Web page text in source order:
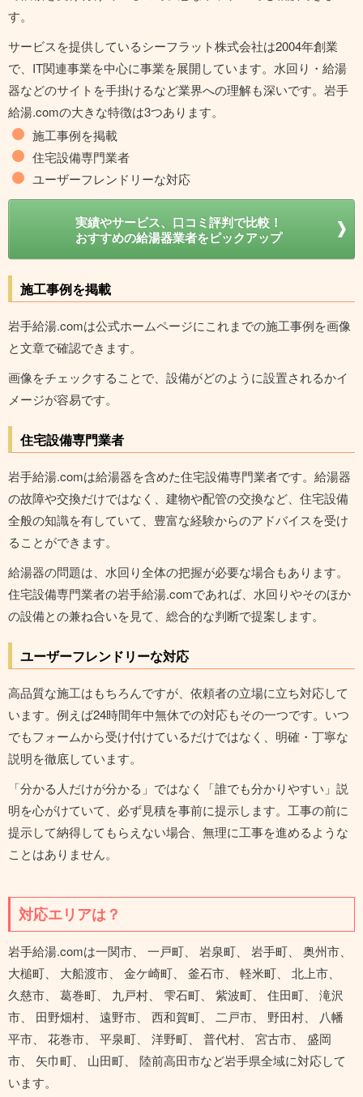
す。
サービスを提供しているシーフラット株式会社は2004年創業
で、IT関連事業を中心に事業を展開しています。水回り・給湯
器などのサイトを手掛けるなど業界への理解も深いです。岩手
給湯.comの大きな特徴は3つあります。
施工事例を掲載
住宅設備専門業者
ユーザーフレンドリーな対応
実績やサービス、口コミ評判で比較！
おすすめの給湯器業者をピックアップ
施工事例を掲載
岩手給湯.comは公式ホームページにこれまでの施工事例を画像
と文章で確認できます。
画像をチェックすることで、設備がどのように設置されるかイ
メージが容易です。
住宅設備専門業者
岩手給湯.comは給湯器を含めた住宅設備専門業者です。給湯器
の故障や交換だけではなく、建物や配管の交換など、住宅設備
全般の知識を有していて、豊富な経験からのアドバイスを受け
ることができます。
給湯器の問題は、水回り全体の把握が必要な場合もあります。
住宅設備専門業者の岩手給湯.comであれば、水回りやそのほか
の設備との兼ね合いを見て、総合的な判断で提案します。
ユーザーフレンドリーな対応
高品質な施工はもちろんですが、依頼者の立場に立ち対応して
います。例えば24時間年中無休での対応もその一つです。いつ
でもフォームから受け付けているだけではなく、明確・丁寧な
説明を徹底しています。
「分かる人だけが分かる」ではなく「誰でも分かりやすい」説
明を心がけていて、必ず見積を事前に提示します。工事の前に
提示して納得してもらえない場合、無理に工事を進めるような
ことはありません。
対応エリアは？
岩手給湯.comは一関市、 一戸町、 岩泉町、 岩手町、 奥州市、
大槌町、 大船渡市、 金ケ崎町、 釜石市、 軽米町、 北上市、
久慈市、 葛巻町、 九戸村、 雫石町、 紫波町、 住田町、 滝沢
市、 田野畑村、 遠野市、 西和賀町、 二戸市、 野田村、 八幡
平市、 花巻市、 平泉町、 洋野町、 普代村、 宮古市、 盛岡
市、 矢巾町、 山田町、 陸前高田市など岩手県全域に対応して
います。